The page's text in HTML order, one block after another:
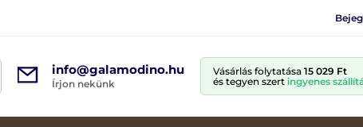
info@galamodino.hu
Írjon nekünk
Vásárlás folytatása 15 029 Ft
és tegyen szert ingyenes